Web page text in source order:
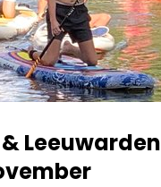
Leeuwarden